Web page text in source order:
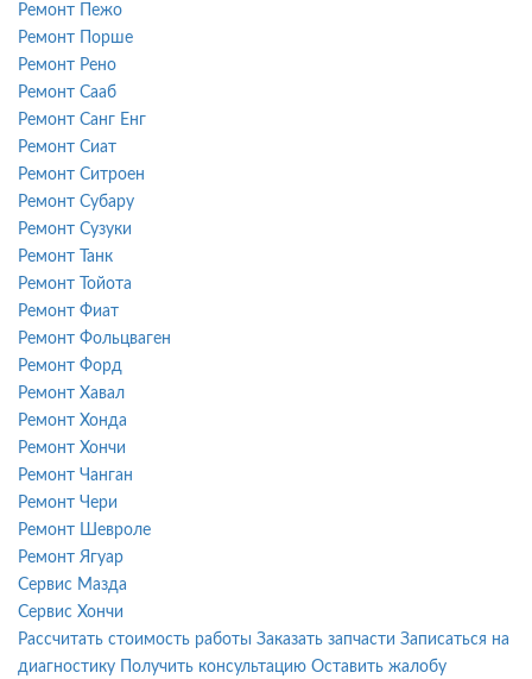
Ремонт Пежо
Ремонт Порше
Ремонт Рено
Ремонт Сааб
Ремонт Санг Енг
Ремонт Сиат
Ремонт Ситроен
Ремонт Субару
Ремонт Сузуки
Ремонт Танк
Ремонт Тойота
Ремонт Фиат
Ремонт Фольцваген
Ремонт Форд
Ремонт Хавал
Ремонт Хонда
Ремонт Хончи
Ремонт Чанган
Ремонт Чери
Ремонт Шевроле
Ремонт Ягуар
Сервис Мазда
Сервис Хончи
Рассчитать стоимость работы Заказать запчасти Записаться на
диагностику
Получить консультацию Оставить жалобу